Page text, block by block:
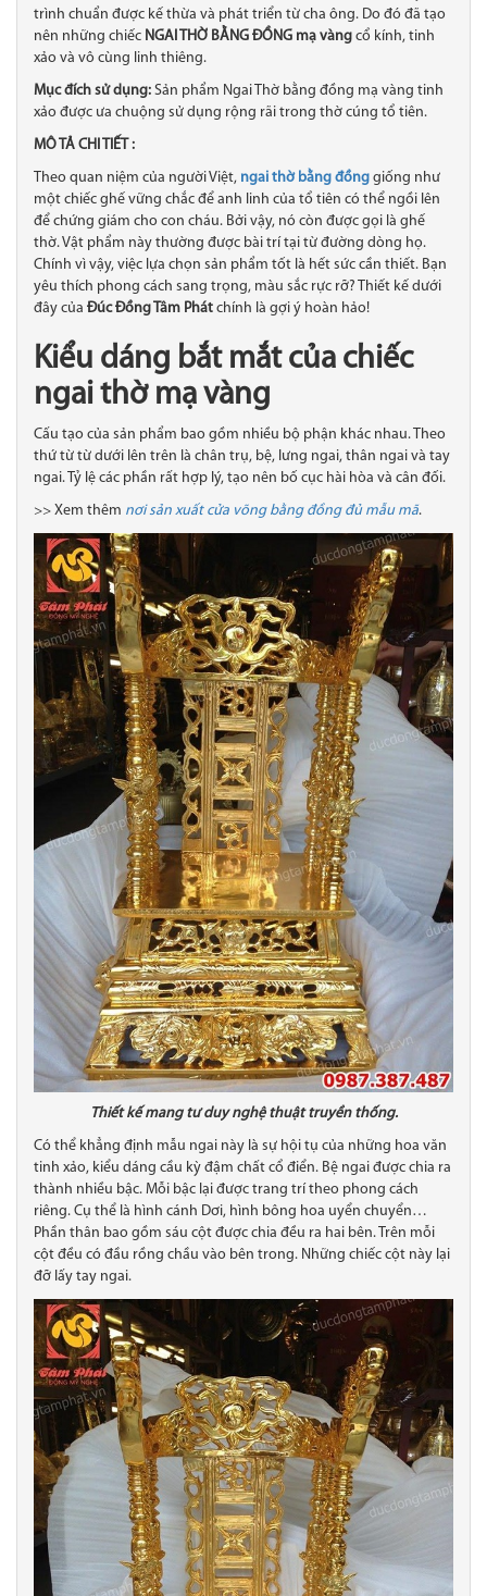
trình chuẩn được kế thừa và phát triển từ cha ông. Do đó đã tạo
nên những chiếc NGAI THỜ BẰNG ĐỒNG mạ vàng cổ kính, tinh
xảo và vô cùng linh thiêng.
Mục đích sử dụng: Sản phẩm Ngai Thờ bằng đồng mạ vàng tinh
xảo được ưa chuộng sử dụng rộng rãi trong thờ cúng tổ tiên.
MÔ TẢ CHI TIẾT :
Theo quan niệm của người Việt, ngai thờ bằng đồng giống như
một chiếc ghế vững chắc để anh linh của tổ tiên có thể ngồi lên
để chứng giám cho con cháu. Bởi vậy, nó còn được gọi là ghế
thờ. Vật phẩm này thường được bài trí tại từ đường dòng họ.
Chính vì vậy, việc lựa chọn sản phẩm tốt là hết sức cần thiết. Bạn
yêu thích phong cách sang trọng, màu sắc rực rỡ? Thiết kế dưới
đây của Đúc Đồng Tâm Phát chính là gợi ý hoàn hảo!
Kiểu dáng bắt mắt của chiếc
ngai thờ mạ vàng
Cấu tạo của sản phẩm bao gồm nhiều bộ phận khác nhau. Theo
thứ từ từ dưới lên trên là chân trụ, bệ, lưng ngai, thân ngai và tay
ngai. Tỷ lệ các phần rất hợp lý, tạo nên bố cục hài hòa và cân đối.
>> Xem thêm nơi sản xuất cửa võng bằng đồng đủ mẫu mã.
Thiết kế mang tư duy nghệ thuật truyền thống.
Có thể khẳng định mẫu ngai này là sự hội tụ của những hoa văn
tinh xảo, kiểu dáng cầu kỳ đậm chất cổ điển. Bệ ngai được chia ra
thành nhiều bậc. Mỗi bậc lại được trang trí theo phong cách
riêng. Cụ thể là hình cánh Dơi, hình bông hoa uyển chuyển…
Phần thân bao gồm sáu cột được chia đều ra hai bên. Trên mỗi
cột đều có đầu rồng chầu vào bên trong. Những chiếc cột này lại
đỡ lấy tay ngai.